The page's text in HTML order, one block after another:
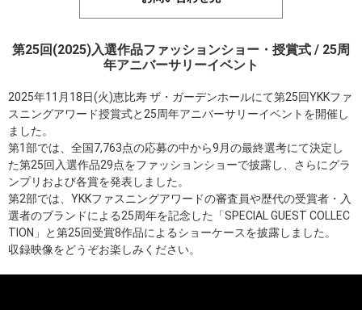
第25回(2025)入選作品ファッションショー・授賞式 / 25周
年アニバーサリーイベント
2025年11月18日(火)恵比寿 ザ・ガーデンホールにて第25回YKKファ
スニングアワード授賞式と25周年アニバーサリーイベントを開催し
ました。
第1部では、全国7,763点の応募の中から9月の最終選考にて決定し
た第25回入選作品29点をファッションショーで披露し、さらにグラ
ンプリおよび各賞を発表しました。
第2部では、YKKファスニングアワードの審査員や歴代の受賞者・入
選者のブランドによる25周年を記念した「SPECIAL GUEST COLLEC
TION」と第25回受賞8作品によるショーケースを披露しました。
収録映像をどうぞお楽しみください。